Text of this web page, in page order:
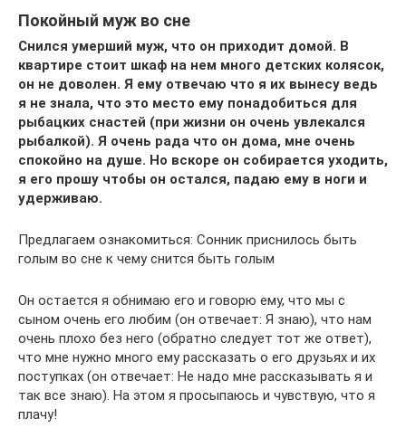
Покойный муж во сне
Снился умерший муж, что он приходит домой. В
квартире стоит шкаф на нем много детских колясок,
он не доволен. Я ему отвечаю что я их вынесу ведь
я не знала, что это место ему понадобиться для
рыбацких снастей (при жизни он очень увлекался
рыбалкой). Я очень рада что он дома, мне очень
спокойно на душе. Но вскоре он собирается уходить,
я его прошу чтобы он остался, падаю ему в ноги и
удерживаю.
Предлагаем ознакомиться: Сонник приснилось быть
голым во сне к чему снится быть голым
Он остается я обнимаю его и говорю ему, что мы с
сыном очень его любим (он отвечает: Я знаю), что нам
очень плохо без него (обратно следует тот же ответ),
что мне нужно много ему рассказать о его друзьях и их
поступках (он отвечает: Не надо мне рассказывать я и
так все знаю). На этом я просыпаюсь и чувствую, что я
плачу!